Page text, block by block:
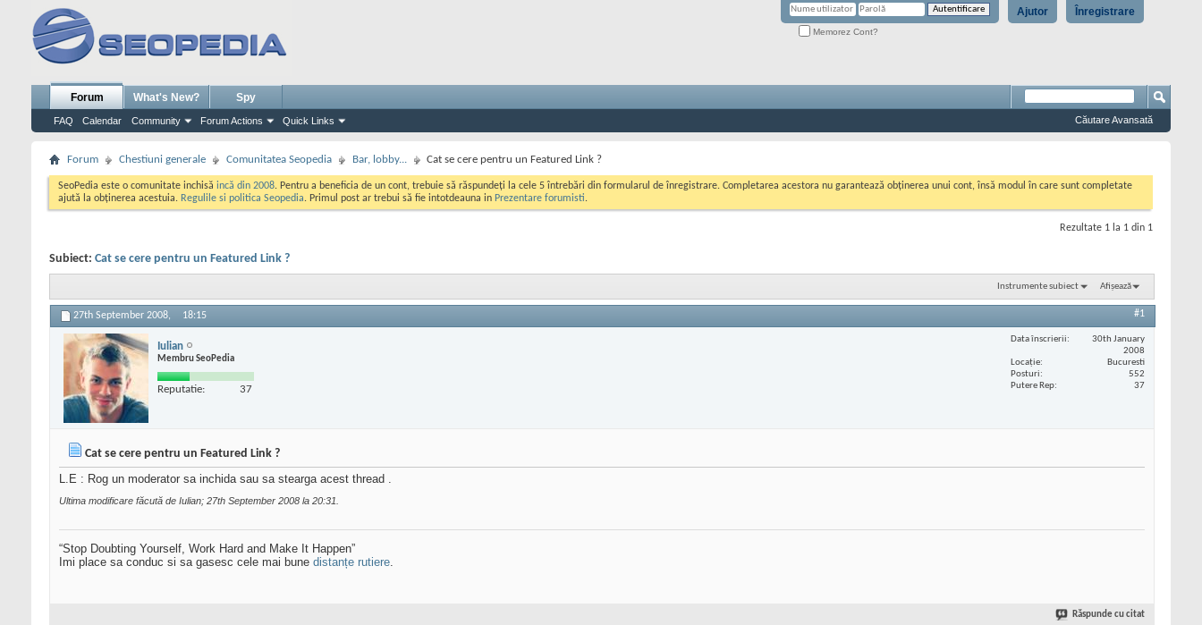
Înregistrare
Ajutor
Memorez Cont?
Forum
FAQ Calendar Community Forum Actions Quick Links
What's New? Spy
Căutare Avansată
Forum Chestiuni generale Comunitatea Seopedia Bar, lobby... Cat se cere pentru un Featured Link ?
SeoPedia este o comunitate inchisă incă din 2008. Pentru a beneficia de un cont, trebuie să răspundeți la cele 5 întrebări din formularul de înregistrare. Completarea acestora nu garantează obținerea unui cont, însă modul în care sunt completate
ajută la obținerea acestuia. Regulile si politica Seopedia. Primul post ar trebui să fie intotdeauna in Prezentare forumisti.
Rezultate 1 la 1 din 1
Subiect: Cat se cere pentru un Featured Link ?
Instrumente subiect Afișează
27th September 2008, 18:15 #1
Iulian
Membru SeoPedia
Reputatie: 37
Data înscrierii
30th January
2008
Locaţie
Bucuresti
Posturi
552
Putere Rep
37
Cat se cere pentru un Featured Link ?
L.E : Rog un moderator sa inchida sau sa stearga acest thread .
Ultima modificare făcută de Iulian; 27th September 2008 la 20:31
“Stop Doubting Yourself, Work Hard and Make It Happen”
Imi place sa conduc si sa gasesc cele mai bune distanțe rutiere.
Răspunde cu citat